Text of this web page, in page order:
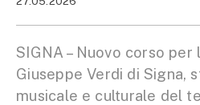
SIGNA – Nuovo corso per
Giuseppe Verdi di Signa,
musicale e culturale del